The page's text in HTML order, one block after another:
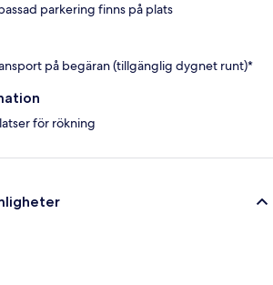
parkering finns på plats
på begäran (tillgänglig dygnet runt)*
för rökning